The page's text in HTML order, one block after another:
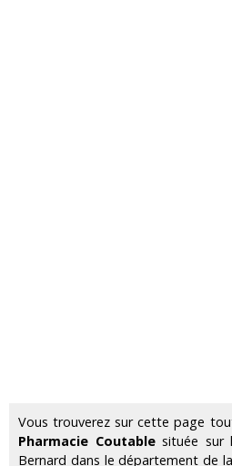
Vous trouverez sur cette page
Pharmacie Coutablesituée sur
Bernard dans le département de